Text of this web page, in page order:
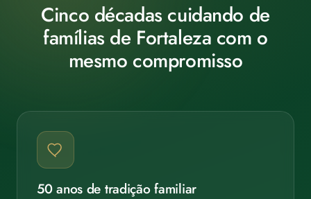
Cinco décadas cuidando de
famílias de Fortaleza com o
mesmo compromisso
50 anos de tradição familiar